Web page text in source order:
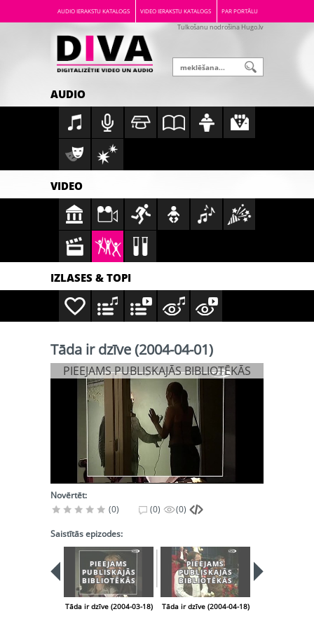
AUDIO IERAKSTU KATALOGS VIDEO IERAKSTU KATALOGS PAR PORTĀLU
Tulkošanu nodrošina Hugo.lv
AUDIO
VIDEO
IZLASES & TOPI
Tāda ir dzīve (2004-04-01)
PIEEJAMS PUBLISKAJĀS BIBLIOTĒKĀS
Novērtēt:
(0)
(0) (0)
Saistītās epizodes:
PIEEJAMS
PUBLISKAJĀS
BIBLIOTĒKĀS
Tāda ir dzīve (2004-03-18)
PIEEJAMS
PUBLISKAJĀS
BIBLIOTĒKĀS
Tāda ir dzīve (2004-04-18)